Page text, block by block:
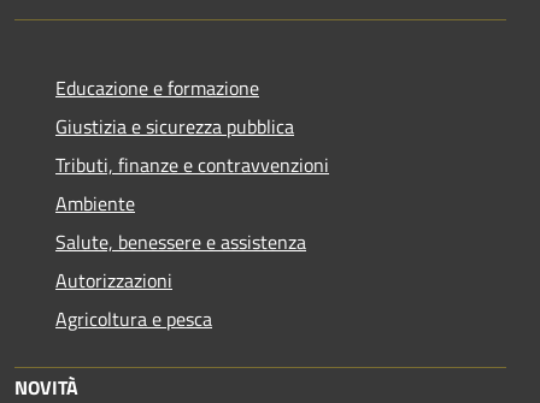
Educazione e formazione
Giustizia e sicurezza pubblica
Tributi, finanze e contravvenzioni
Ambiente
Salute, benessere e assistenza
Autorizzazioni
Agricoltura e pesca
NOVITÀ